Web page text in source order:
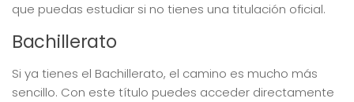
que puedas estudiar si no tienes una titulación oficial.
Bachillerato
Si ya tienes el Bachillerato, el camino es mucho más
sencillo. Con este título puedes acceder directamente